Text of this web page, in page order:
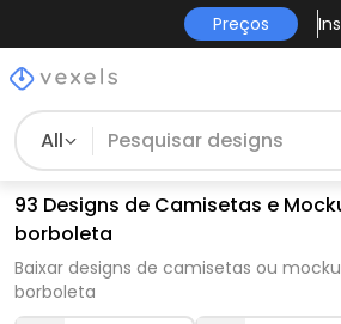
Preços
All
93 Designs de Camisetas e
borboleta
Baixar designs de camisetas ou
borboleta